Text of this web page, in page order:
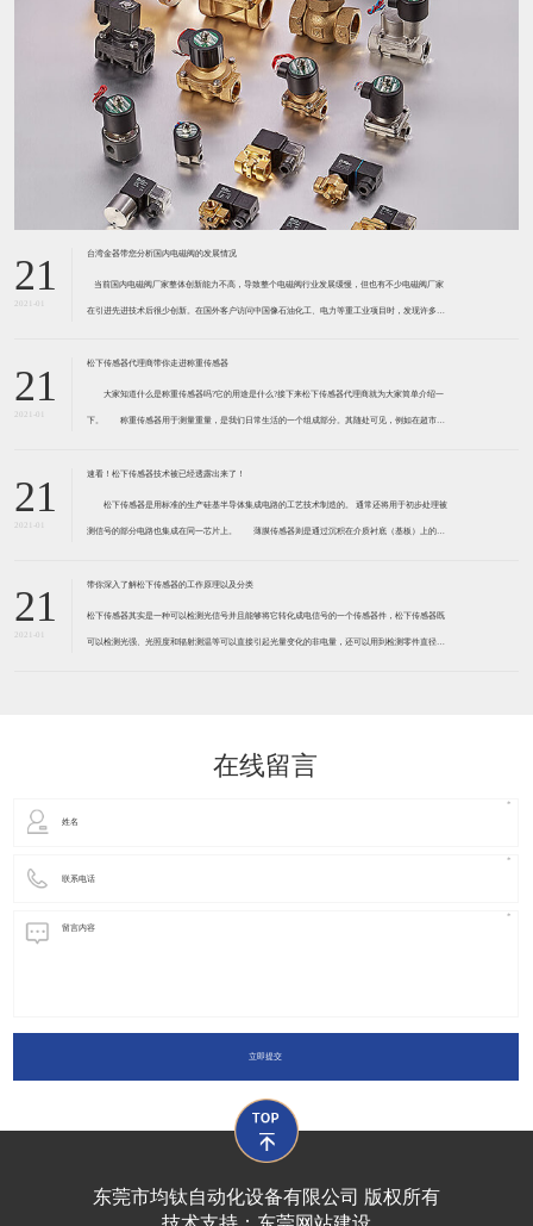
21
2021-01
台湾金器带您分析国内电磁阀的发展情况
​ 当前国内电磁阀厂家整体创新能力不高，导致整个电磁阀行业发展缓慢，但也有不少电磁阀厂家
在引进先进技术后很少创新。在国外客户访问中国像石油化工、电力等重工业项目时，发现许多项
21
2021-01
松下传感器代理商带你走进称重传感器
大家知道什么是称重传感器吗?它的用途是什么?接下来松下传感器代理商就为大家简单介绍一
下。 称重传感器用于测量重量，是我们日常生活的一个组成部分。其随处可见，例如在超市柜
带有应变片的弹性体组成。弹性体通常由钢
21
2021-01
速看！松下传感器技术被已经透露出来了！
松下传感器是用标准的生产硅基半导体集成电路的工艺技术制造的。 通常还将用于初步处理被
测信号的部分电路也集成在同一芯片上。 薄膜传感器则是通过沉积在介质衬底（基板）上的，
器是利用相应材料的浆料，涂覆在陶瓷基片上
21
2021-01
带你深入了解松下传感器的工作原理以及分类
松下传感器其实是一种可以检测光信号并且能够将它转化成电信号的一个传感器件，松下传感器既
可以检测光强、光照度和辐射测温等可以直接引起光量变化的非电量，还可以用到检测零件直径、
在线留言
立即提交
东莞市均钛自动化设备有限公司 版权所有